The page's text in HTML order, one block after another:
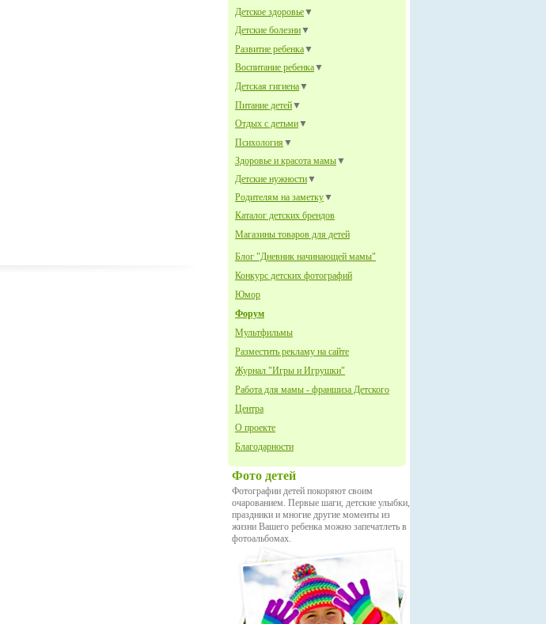
Детское здоровье▼
Детские болезни▼
Развитие ребенка▼
Воспитание ребенка▼
Детская гигиена▼
Питание детей▼
Отдых с детьми▼
Психология ▼
Здоровье и красота мамы▼
Детские нужности▼
Родителям на заметку▼
Каталог детских брендов
Магазины товаров для детей
Блог "Дневник начинающей мамы"
Конкурс детских фотографий
Юмор
Форум
Мультфильмы
Разместить рекламу на сайте
Журнал "Игры и Игрушки"
Работа для мамы - франшиза Детского
Центра
О проекте
Благодарности
Фото детей
Фотографии детей покоряют своим
очарованием. Первые шаги, детские улыбки,
праздники и многие другие моменты из
жизни Вашего ребенка можно запечатлеть в
фотоальбомах.